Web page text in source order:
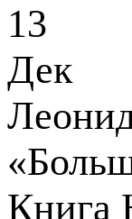
13
Дек
Книга